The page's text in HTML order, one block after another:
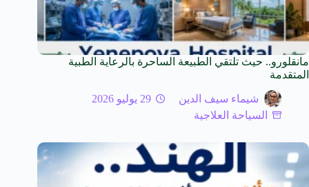
مانقلورو.. حيث تلتقي الطبيعة الساحرة بالرعاية الطبية
المتقدمة
شيماء سيف الدين
29 يوليو 2026
السياحة العلاجية